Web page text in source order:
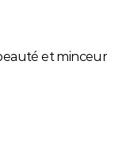
et minceur